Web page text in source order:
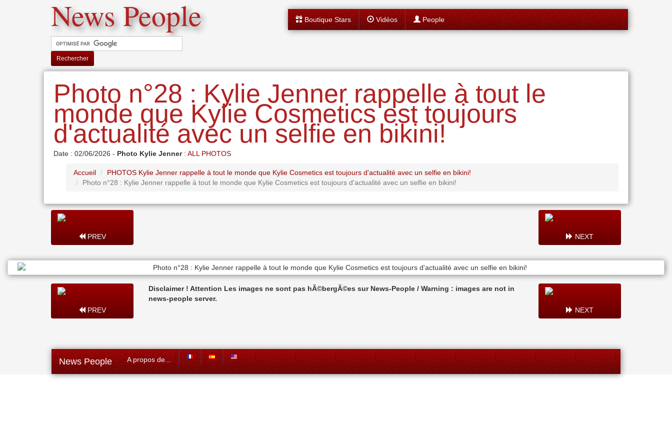
News People
Rechercher
Boutique Stars Vidéos People
Photo n°28 : Kylie Jenner rappelle à tout le
monde que Kylie Cosmetics est toujours
d'actualité avec un selfie en bikini!
Date : 02/06/2026 - Photo Kylie Jenner: ALL PHOTOS
Accueil
PHOTOS Kylie Jenner rappelle à tout le monde que Kylie Cosmetics est toujours d'actualité avec un selfie en bikini!
Photo n°28 : Kylie Jenner rappelle à tout le monde que Kylie Cosmetics est toujours d'actualité avec un selfie en bikini!
PREV NEXT
PREV
Disclaimer ! Attention Les images ne sont pas hÃ©bergÃ©es sur News-People / Warning : images are not in
news-people server.
NEXT
News People A propos de...